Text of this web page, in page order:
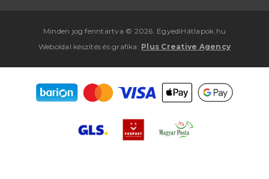
Minden jog fenntartva © 2026. EgyediHátlapok.hu
Weboldal készítés ésgrafika : Plus Creative Agency